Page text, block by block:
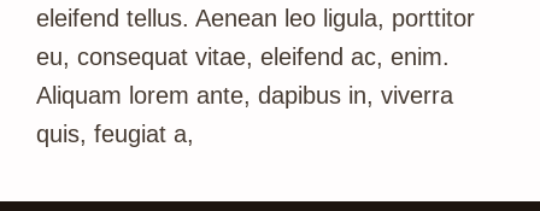
eleifend tellus. Aenean leo ligula, porttitor
eu, consequat vitae, eleifend ac, enim.
Aliquam lorem ante, dapibus in, viverra
quis, feugiat a,